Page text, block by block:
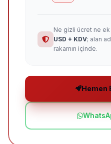
Ne gizli ücret ne ek
USD + KDV; alan
rakamın içinde.
Hemen